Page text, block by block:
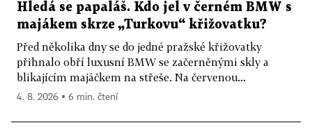
Hledá se papaláš. Kdo jel v černém BMW s
majákem skrze „Turkovu“ křižovatku?
Před několika dny se do jedné pražské křižovatky
přihnalo obří luxusní BMW se začerněnými skly a
blikajícím majáčkem na střeše. Na červenou...
4. 8. 2026 ▪ 6 min. čtení